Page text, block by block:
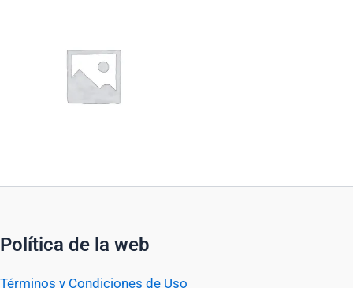
Política de la web
Términos y Condiciones de Uso